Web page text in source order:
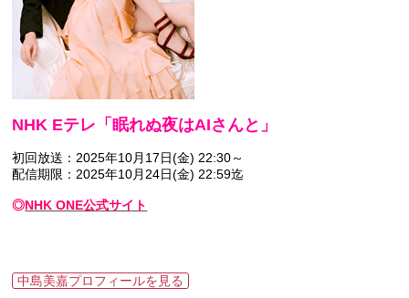
NHK Eテレ「眠れぬ夜はAIさんと」
初回放送：2025年10月17日(金) 22:30～
配信期限：2025年10月24日(金) 22:59迄
◎NHK ONE公式サイト
中島美嘉プロフィールを見る